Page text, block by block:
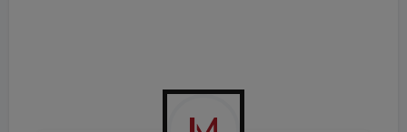
bedanken uns neben der VIG auch bei den
Projektpartnern ATP Sustain und PwC. Das Projekt